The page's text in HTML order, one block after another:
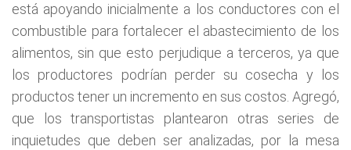
está apoyando inicialmente a los conductores con el
combustible para fortalecer el abastecimiento de los
alimentos, sin que esto perjudique a terceros, ya que
los productores podrían perder su cosecha y los
productos tener un incremento en sus costos. Agregó,
que los transportistas plantearon otras series de
inquietudes que deben ser analizadas, por la mesa